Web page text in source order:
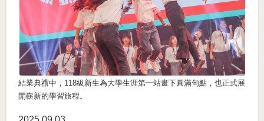
結業典禮中，118級新生為大學生涯第一站畫下圓滿句點，也正式展
開嶄新的學習旅程。